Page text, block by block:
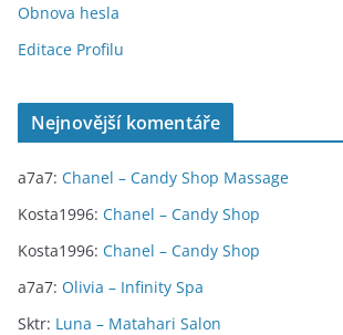
Obnova hesla
Editace Profilu
Nejnovější komentáře
a7a7: Chanel – Candy Shop Massage
Kosta1996: Chanel – Candy Shop
Kosta1996: Chanel – Candy Shop
a7a7: Olivia – Infinity Spa
Sktr: Luna – Matahari Salon